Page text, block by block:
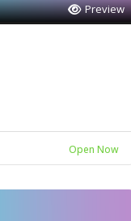
Preview
Open Now